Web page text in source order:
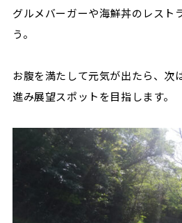
グルメバーガーや海鮮丼のレスト
う。
お腹を満たして元気が出たら、次
進み展望スポットを目指します。